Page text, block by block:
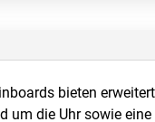
bieten
um die Uhr sowie